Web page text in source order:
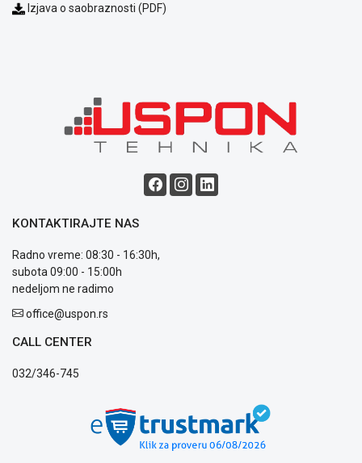
Politika
Izjava o saobraznosti (PDF)
KONTAKTIRAJTE NAS
Radno vreme: 08:30 - 16:30h,
subota 09:00 - 15:00h
nedeljom ne radimo
office@uspon.rs
CALL CENTER
032/346-745